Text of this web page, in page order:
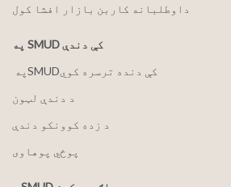
داوطلبانه کاربن بازار افشا کول
په SMUD کې دندې
په ‏‎SMUD‎‏ کې دنده ترسره کوي
د دندې لټون
د زده کوونکو دندې
پوځي پوهاوی